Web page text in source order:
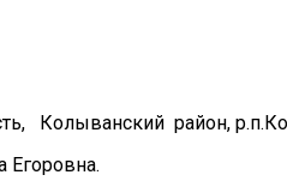
Колыванский район,
Егоровна.